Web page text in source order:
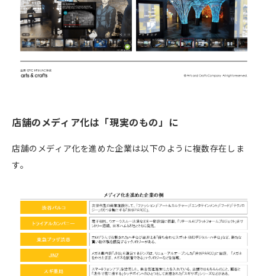
店舗のメディア化は「現実のもの」に
店舗のメディア化を進めた企業は以下のように複数存在しま
す。